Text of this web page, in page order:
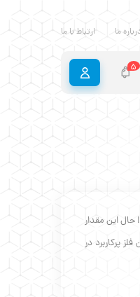
ما ارتباط با ما
5
1.5 کیلومتر سیم خواهید داشت! حال این مقدار
پرکاربرد در